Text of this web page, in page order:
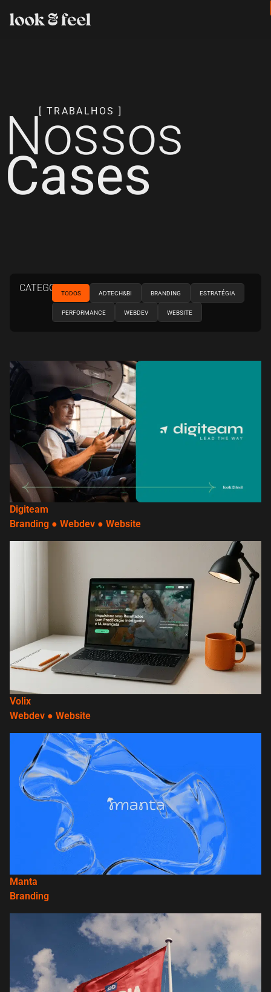
[ TRABALHOS ]
Nossos
Cases
CATEGORIAS ADTECH&BI BRANDING ESTRATÉGIA
PERFORMANCE WEBDEV WEBSITE
TODOS
Digiteam
Branding ● Webdev ● Website
Volix
Webdev ● Website
Manta
Branding